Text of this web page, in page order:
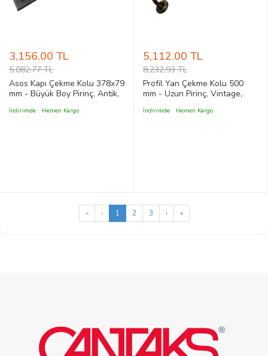
3,156.00 TL
5,082.77 TL
Asos Kapı Çekme Kolu 378x79
mm - Büyük Boy Pirinç, Antik,
Çekme Kol
İndirimde Hemen Kargo
5,112.00 TL
8,232.93 TL
Profil Yan Çekme Kolu 500
mm - Uzun Pirinç, Vintage,
Kapı Yan Çekme Kolu
İndirimde Hemen Kargo
« ‹ 1 2 3 › »